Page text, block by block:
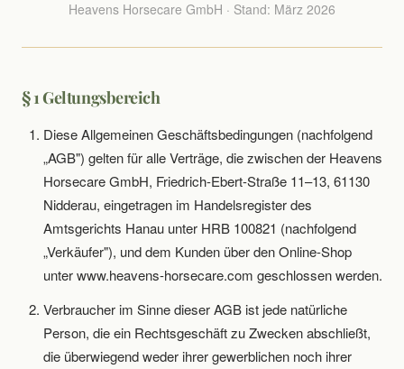
Heavens Horsecare GmbH · Stand: März 2026
§ 1 Geltungsbereich
Diese Allgemeinen Geschäftsbedingungen (nachfolgend
„AGB") gelten für alle Verträge, die zwischen der Heavens
Horsecare GmbH, Friedrich-Ebert-Straße 11–13, 61130
Nidderau, eingetragen im Handelsregister des
Amtsgerichts Hanau unter HRB 100821 (nachfolgend
„Verkäufer"), und dem Kunden über den Online-Shop
unter www.heavens-horsecare.com geschlossen werden.
Verbraucher im Sinne dieser AGB ist jede natürliche
Person, die ein Rechtsgeschäft zu Zwecken abschließt,
die überwiegend weder ihrer gewerblichen noch ihrer